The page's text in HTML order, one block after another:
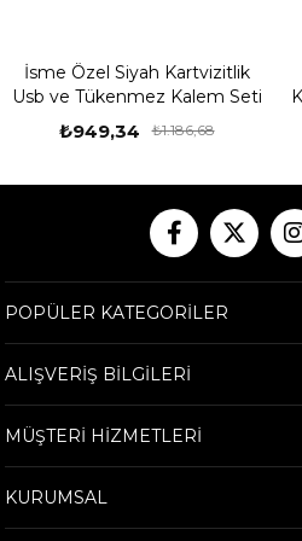
İsme Özel Siyah Kartvizitlik
Usb ve Tükenmez Kalem Seti
₺949,34 ₺1.186,68
POPÜLER KATEGORİLER
ALIŞVERİŞ BİLGİLERİ
MÜŞTERİ HİZMETLERİ
KURUMSAL